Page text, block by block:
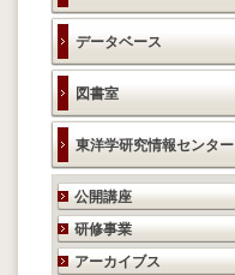
データベース
図書室
東洋学研究情報センター
研究活動のご案内
公開講座
研修事業
アーカイブス